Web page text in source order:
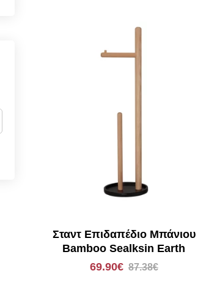
Σταντ Επιδαπέδιο Μπάνιου
Bamboo Sealksin Earth
69.90€ 87.38€